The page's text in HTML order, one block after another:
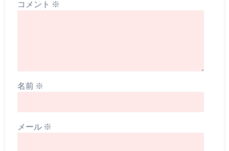
コメント ※
名前 ※
メール ※